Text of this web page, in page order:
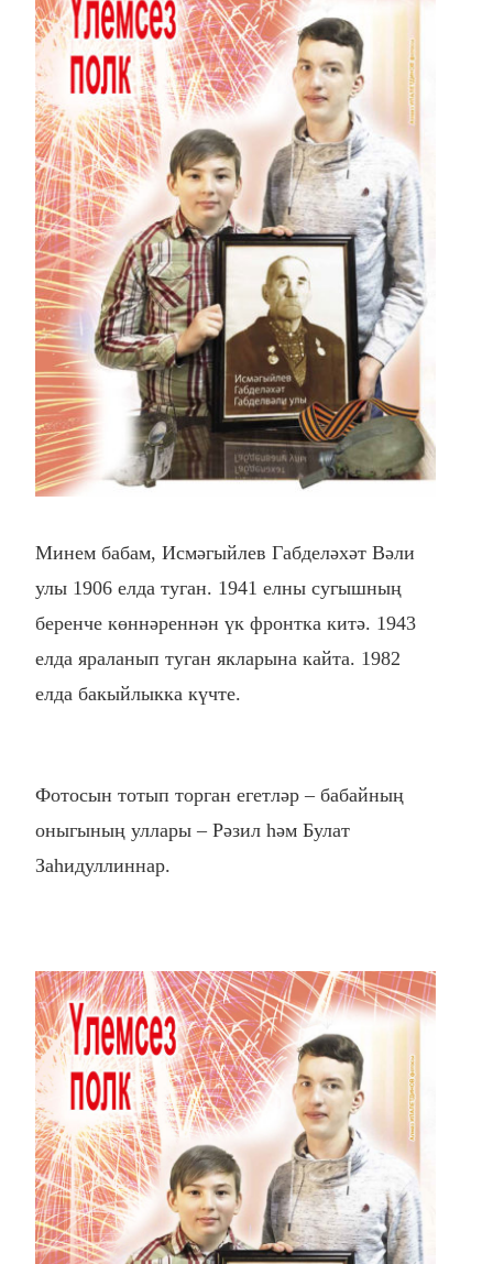
Минем бабам, Исмәгыйлев Габделәхәт Вәли
улы 1906 елда туган. 1941 елны сугышның
беренче көннәреннән үк фронтка китә. 1943
елда яраланып туган якларына кайта. 1982
елда бакыйлыкка күчте.
Фотосын тотып торган егетләр – бабайның
оныгының уллары – Рәзил һәм Булат
Заһидуллиннар.